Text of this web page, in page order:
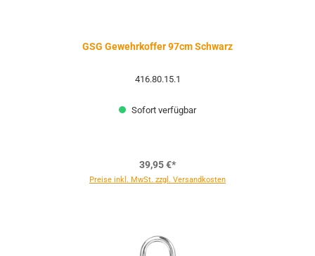
GSG Gewehrkoffer 97cm Schwarz
416.80.15.1
Sofort verfügbar
39,95 €*
Preise inkl. MwSt. zzgl. Versandkosten